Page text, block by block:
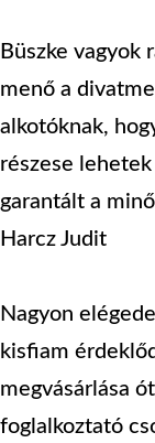
Büszke vagyok
menő a
alkotóknak,
részese
garantált a
Harcz Judit
Nagyon
kisfiam
megvásárlása
foglalkoztató